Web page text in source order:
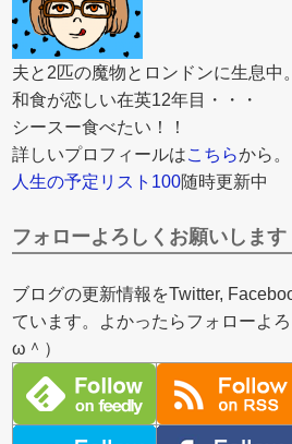
夫と2匹の魔物とロンドンに生息中。
和食が恋しい在英12年目・・・
シースー食べたい！！
詳しいプロフィールはこちらから。
人生の予定リスト100随時更新中
フォローよろしくお願いします
ブログの更新情報をTwitter,
ています。よかったらフォローよ
ω＾）